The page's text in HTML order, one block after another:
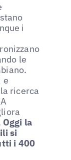
i
le
e
ricerca
Oggi la
si
i 400